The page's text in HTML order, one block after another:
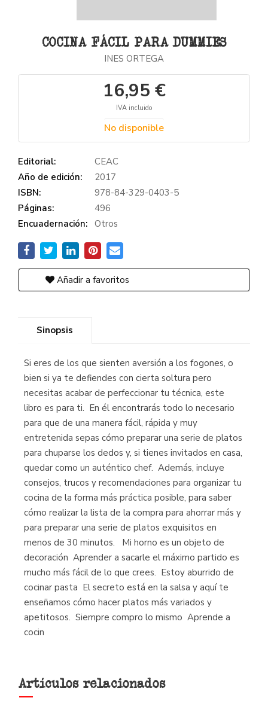
COCINA FÁCIL PARA DUMMIES
INES ORTEGA
16,95 €
IVA incluido
No disponible
Editorial:
CEAC
Año de edición:
2017
ISBN:
978-84-329-0403-5
Páginas:
496
Encuadernación: Otros
Añadir a favoritos
Sinopsis
Si eres de los que sienten aversión a los fogones, o
bien si ya te defiendes con cierta soltura pero
necesitas acabar de perfeccionar tu técnica, este
libro es para ti. En él encontrarás todo lo necesario
para que de una manera fácil, rápida y muy
entretenida sepas cómo preparar una serie de platos
para chuparse los dedos y, si tienes invitados en casa,
quedar como un auténtico chef. Además, incluye
consejos, trucos y recomendaciones para organizar tu
cocina de la forma más práctica posible, para saber
cómo realizar la lista de la compra para ahorrar más y
para preparar una serie de platos exquisitos en
menos de 30 minutos.  Mi horno es un objeto de
decoración  Aprender a sacarle el máximo partido es
mucho más fácil de lo que crees.  Estoy aburrido de
cocinar pasta  El secreto está en la salsa y aquí te
enseñamos cómo hacer platos más variados y
apetitosos.  Siempre compro lo mismo  Aprende a
cocin
Artículos relacionados